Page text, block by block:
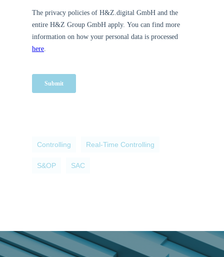
Controlling Real-Time Controlling
S&OP SAC